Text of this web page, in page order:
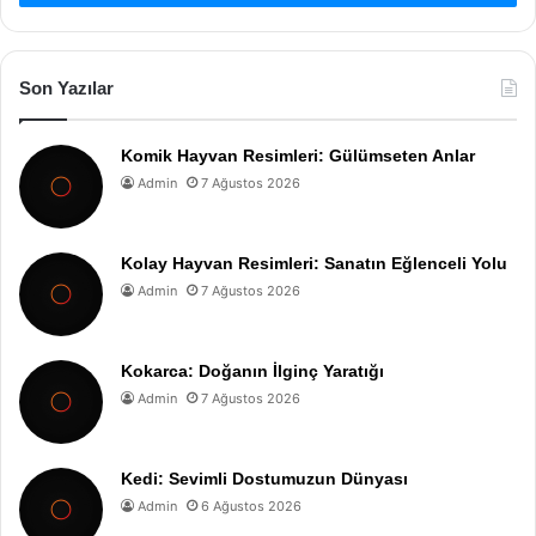
Son Yazılar
Komik Hayvan Resimleri: Gülümseten Anlar
Admin 7 Ağustos 2026
Kolay Hayvan Resimleri: Sanatın Eğlenceli Yolu
Admin 7 Ağustos 2026
Kokarca: Doğanın İlginç Yaratığı
Admin 7 Ağustos 2026
Kedi: Sevimli Dostumuzun Dünyası
Admin 6 Ağustos 2026